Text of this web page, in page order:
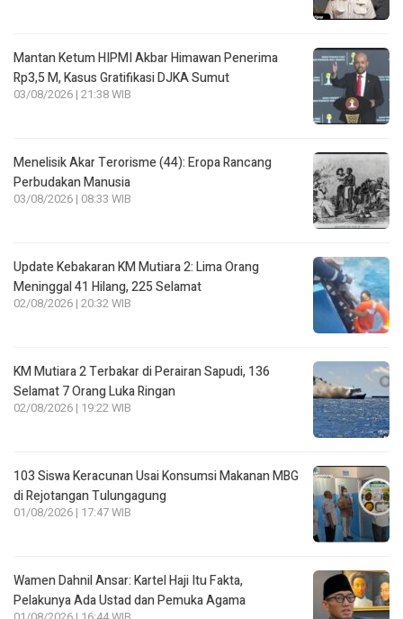
Mantan Ketum HIPMI Akbar Himawan Penerima
Rp3,5 M, Kasus Gratifikasi DJKA Sumut
03/08/2026 | 21:38 WIB
Menelisik Akar Terorisme (44): Eropa Rancang
Perbudakan Manusia
03/08/2026 | 08:33 WIB
Update Kebakaran KM Mutiara 2: Lima Orang
Meninggal 41 Hilang, 225 Selamat
02/08/2026 | 20:32 WIB
KM Mutiara 2 Terbakar di Perairan Sapudi, 136
Selamat 7 Orang Luka Ringan
02/08/2026 | 19:22 WIB
103 Siswa Keracunan Usai Konsumsi Makanan MBG
di Rejotangan Tulungagung
01/08/2026 | 17:47 WIB
Wamen Dahnil Ansar: Kartel Haji Itu Fakta,
Pelakunya Ada Ustad dan Pemuka Agama